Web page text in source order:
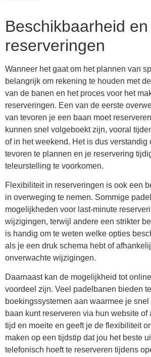
Beschikbaarheid en
reserveringen
Wanneer het gaat om het plannen van
belangrijk om rekening te houden met
van de banen en het proces voor het
reserveringen. Een van de eerste
van tevoren je een baan moet
kunnen snel volgeboekt zijn, vooral
of in het weekend. Het is dus verstandig
tevoren te plannen en je reservering
teleurstelling te voorkomen.
Flexibiliteit in reserveringen is ook een
in overweging te nemen. Sommige
mogelijkheden voor last-minute
wijzigingen, terwijl andere een strikter
is handig om te weten welke opties
als je een druk schema hebt of
onverwachte wijzigingen.
Daarnaast kan de mogelijkheid tot
voordeel zijn. Veel padelbanen bieden
boekingssystemen aan waarmee je
baan kunt reserveren via hun website of
tijd en moeite en geeft je de flexibiliteit
maken op een tijdstip dat jou het beste
telefonisch hoeft te reserveren tijdens